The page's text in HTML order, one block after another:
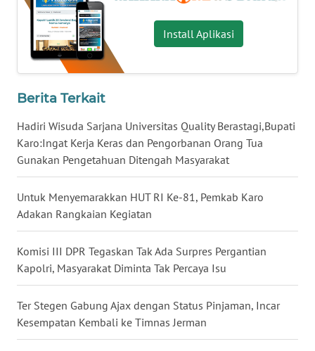
Install Aplikasi
Berita Terkait
Hadiri Wisuda Sarjana Universitas Quality Berastagi,Bupati
Karo:Ingat Kerja Keras dan Pengorbanan Orang Tua
Gunakan Pengetahuan Ditengah Masyarakat
Untuk Menyemarakkan HUT RI Ke-81, Pemkab Karo
Adakan Rangkaian Kegiatan
Komisi III DPR Tegaskan Tak Ada Surpres Pergantian
Kapolri, Masyarakat Diminta Tak Percaya Isu
Ter Stegen Gabung Ajax dengan Status Pinjaman, Incar
Kesempatan Kembali ke Timnas Jerman
WN
JATENG
WN
WN
JOGJA
WN
JATIM
WN
WN